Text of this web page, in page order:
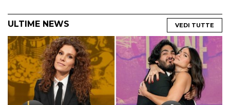
ULTIME NEWS VEDI TUTTE